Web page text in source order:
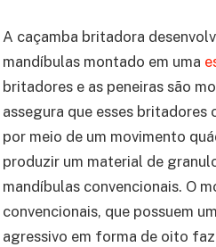
A caçamba britadora
mandíbulas montado em uma
britadores e as peneiras são
assegura que esses
por meio de um movimento
produzir um material de
mandíbulas convencionais. O
convencionais, que possuem
agressivo em forma de oito